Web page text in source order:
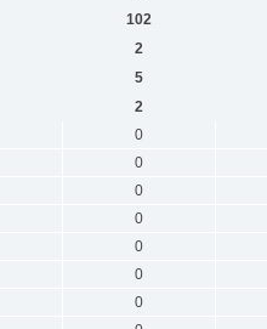
102
2
5
2
0
0
0
0
0
0
0